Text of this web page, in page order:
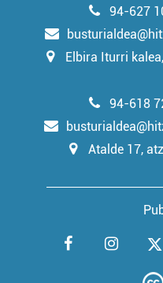
94-627
Elbira Iturri
94-618
Atalde 17,